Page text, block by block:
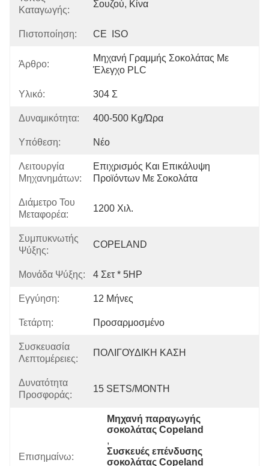
Καταγωγής:
Σουζού, Κίνα
Πιστοποίηση: CE  ISO
Άρθρο:
Μηχανή Γραμμής Σοκολάτας Με
Έλεγχο PLC
Υλικό: 304 Σ
Δυναμικότητα: 400-500 Kg/ώρα
Υπόθεση: Νέο
Λειτουργία
Μηχανημάτων:
Επιχρισμός Και Επικάλυψη
Προϊόντων Με Σοκολάτα
Διάμετρο Του
Μεταφορέα:
1200 Χιλ.
Συμπυκνωτής
Ψύξης:
COPELAND
Μονάδα Ψύξης: 4 Σετ * 5HP
Εγγύηση: 12 Μήνες
Τετάρτη: Προσαρμοσμένο
Συσκευασία
Λεπτομέρειες:
ΠΟΛΙΓΟΥΔΙΚΗ ΚΑΣΗ
Δυνατότητα
Προσφοράς:
15 SETS/MONTH
Επισημαίνω:
Μηχανή παραγωγής
σοκολάτας Copeland
,
Συσκευές επένδυσης
σοκολάτας Copeland